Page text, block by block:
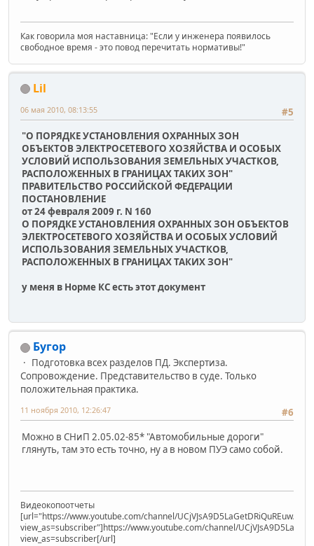
Как говорила моя наставница: "Если у инженера появилось
свободное время - это повод перечитать нормативы!"
Lil
#5
06 мая 2010, 08:13:55
"О ПОРЯДКЕ УСТАНОВЛЕНИЯ ОХРАННЫХ ЗОН
ОБЪЕКТОВ ЭЛЕКТРОСЕТЕВОГО ХОЗЯЙСТВА И ОСОБЫХ
УСЛОВИЙ ИСПОЛЬЗОВАНИЯ ЗЕМЕЛЬНЫХ УЧАСТКОВ,
РАСПОЛОЖЕННЫХ В ГРАНИЦАХ ТАКИХ ЗОН"
ПРАВИТЕЛЬСТВО РОССИЙСКОЙ ФЕДЕРАЦИИ
ПОСТАНОВЛЕНИЕ
от 24 февраля 2009 г. N 160
О ПОРЯДКЕ УСТАНОВЛЕНИЯ ОХРАННЫХ ЗОН ОБЪЕКТОВ
ЭЛЕКТРОСЕТЕВОГО ХОЗЯЙСТВА И ОСОБЫХ УСЛОВИЙ
ИСПОЛЬЗОВАНИЯ ЗЕМЕЛЬНЫХ УЧАСТКОВ,
РАСПОЛОЖЕННЫХ В ГРАНИЦАХ ТАКИХ ЗОН"
у меня в Норме КС есть этот документ
Бугор
Подготовка всех разделов ПД. Экспертиза.
Сопровождение. Представительство в суде. Только
положительная практика.
#6
11 ноября 2010, 12:26:47
Можно в СНиП 2.05.02-85* "Автомобильные дороги"
глянуть, там это есть точно, ну а в новом ПУЭ само собой.
Видеокопоотчеты
[url="https://www.youtube.com/channel/UCjVJsA9D5LaGetDRiQuREuw/
view_as=subscriber"]https://www.youtube.com/channel/
view_as=subscriber[/url]